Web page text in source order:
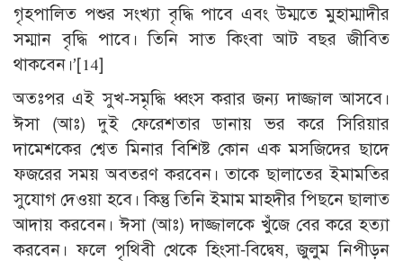
গৃহপালিত পশুর সংখ্যা বৃদ্ধি পাবে এবং উম্মতে মুহাম্মাদীর
সম্মান বৃদ্ধি পাবে। তিনি সাত কিংবা আট বছর জীবিত
থাকবেন।’[14]
অতঃপর এই সুখ-সমৃদ্ধি ধ্বংস করার জন্য দাজ্জাল আসবে।
ঈসা (আঃ) দুই ফেরেশতার ডানায় ভর করে সিরিয়ার
দামেশকের শ্বেত মিনার বিশিষ্ট কোন এক মসজিদের ছাদে
ফজরের সময় অবতরণ করবেন। তাকে ছালাতের ইমামতির
সুযোগ দেওয়া হবে। কিন্তু তিনি ইমাম মাহদীর পিছনে ছালাত
আদায় করবেন। ঈসা (আঃ) দাজ্জালকে খুঁজে বের করে হত্যা
করবেন। ফলে পৃথিবী থেকে হিংসা-বিদ্বেষ, জুলুম নিপীড়ন